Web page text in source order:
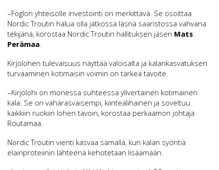
–Föglön yhteisölle investointi on merkittävä. Se osoittaa
Nordic Troutin halua olla jatkossa läsnä saaristossa vahvana
tekijänä, korostaa Nordic Troutin hallituksen jäsen Mats
Perämaa.
Kirjolohen tulevaisuus näyttää valoisalta ja kalankasvatuksen
turvaaminen kotimaisin voimin on tärkeä tavoite.
–Kirjolohi on monessa suhteessa ylivertainen kotimainen
kala. Se on vähärasvaisempi, kiinteälihainen ja soveltuu
kaikkiin ruokiin lohen tavoin, korostaa perkaamon johtaja
Routamaa.
Nordic Troutin vienti kasvaa samalla, kun kalan syöntiä
eläinproteiinin lähteenä kehotetaan lisäämään.